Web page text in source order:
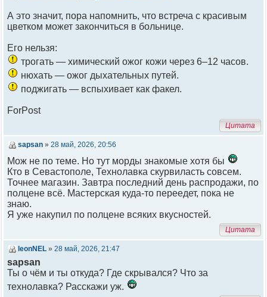
А это значит, пора напомнить, что встреча с красивым
цветком может закончиться в больнице.
Его нельзя:
трогать — химический ожог кожи через 6–12 часов.
нюхать — ожог дыхательных путей.
поджигать — вспыхивает как факел.
ForPost
Цитата
sapsan » 28 май, 2026, 20:56
Мож не по теме. Но тут морды знакомые хотя бы
Кто в Севастополе, Технолавка скурвиласть совсем.
Точнее магазин. Завтра последний день распродажи, по
полцене всё. Мастерская куда-то переедет, пока не
знаю.
Я уже накупил по полцене всяких вкусностей.
Цитата
leonNEL » 28 май, 2026, 21:47
sapsan
Ты о чём и ты откуда? Где скрывался? Что за
технолавка? Расскажи уж.